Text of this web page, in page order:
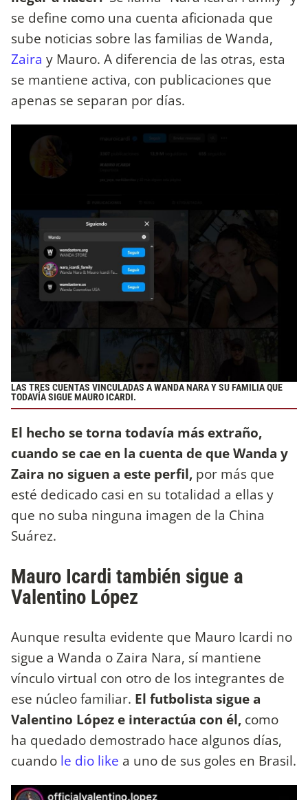
se define como una cuenta aficionada que
sube noticias sobre las familias de Wanda,
Zaira y Mauro. A diferencia de las otras, esta
se mantiene activa, con publicaciones que
apenas se separan por días.
LAS TRES CUENTAS VINCULADAS A WANDA NARA Y SU FAMILIA QUE
TODAVÍA SIGUE MAURO ICARDI.
El hecho se torna todavía más extraño,
cuando se cae en la cuenta de que Wanda y
Zaira no siguen a este perfil, por más que
esté dedicado casi en su totalidad a ellas y
que no suba ninguna imagen de la China
Suárez.
Mauro Icardi también sigue a
Valentino López
Aunque resulta evidente que Mauro Icardi no
sigue a Wanda o Zaira Nara, sí mantiene
vínculo virtual con otro de los integrantes de
ese núcleo familiar. El futbolista sigue a
Valentino López e interactúa con él, como
ha quedado demostrado hace algunos días,
cuando le dio like a uno de sus goles en Brasil.